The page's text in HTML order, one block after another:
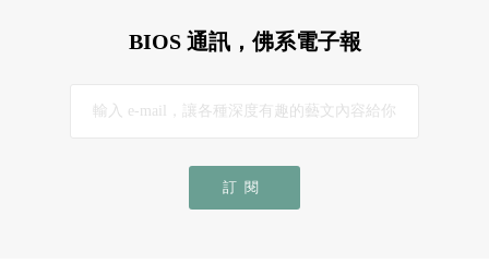
BIOS 通訊，佛系電子報
訂閱